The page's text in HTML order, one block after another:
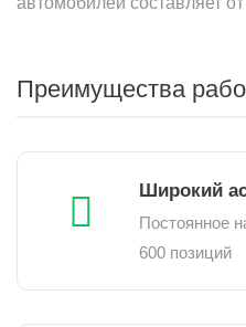
Преимущества
Широкий
Постоянное
600 позиций